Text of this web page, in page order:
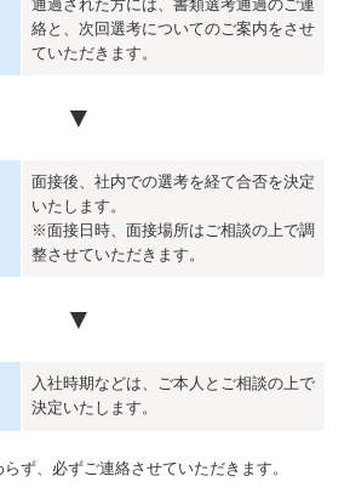
通過された方には、書類選考通過のご連
絡と、次回選考についてのご案内をさせ
ていただきます。
▼
面接後、社内での選考を経て合否を決定
いたします。
※面接日時、面接場所はご相談の上で調
整させていただきます。
▼
入社時期などは、ご本人とご相談の上で
決定いたします。
ず、必ずご連絡させていただきます。